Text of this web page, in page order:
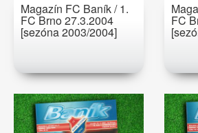
Magazín FC Baník / 1.
FC Brno 27.3.2004
[sezóna 2003/2004]
FC